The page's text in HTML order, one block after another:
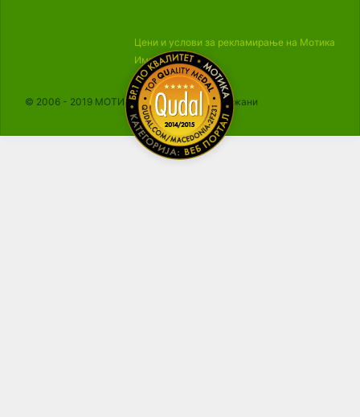
Цени и услови за рекламирање на Мотика
Импресум
© 2006 - 2019 МОТИКА, Сите права се задржани